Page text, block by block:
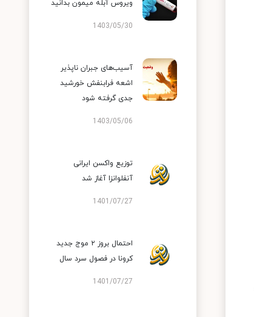
ویروس آبله میمون بدانید
1403/05/30
آسیب‌های جبران ناپذیر
اشعه فرابنفش خورشید
جدی گرفته شود
1403/05/06
توزیع واکسن ایرانی
آنفلوانزا آغاز شد
1401/07/27
احتمال بروز ۲ موج جدید
کرونا در فصول سرد سال
1401/07/27